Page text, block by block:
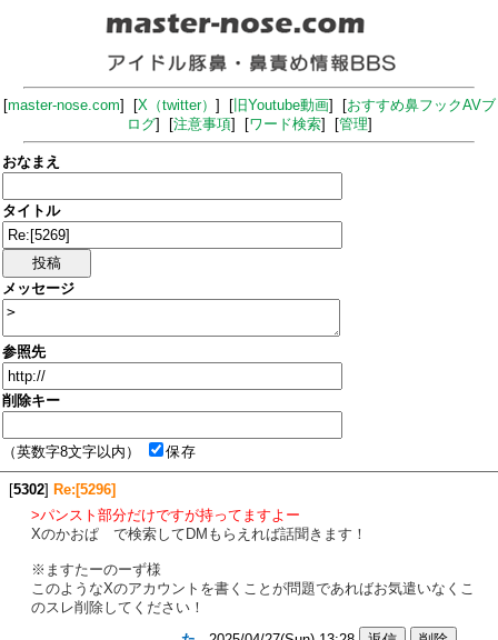
[master-nose.com] [X（twitter） ] [旧Youtube動画] [おすすめ鼻フックAVブ
ログ] [注意事項] [ワード検索] [管理]
おなまえ
タイトル
メッセージ
参照先
削除キー
（英数字8文字以内） 保存
[5302] Re:[5296]
>パンスト部分だけですが持ってますよー
Xのかおぱ で検索してDMもらえれば話聞きます！
※ますたーのーず様
このようなXのアカウントを書くことが問題であればお気遣いなくこ
のスレ削除してください！